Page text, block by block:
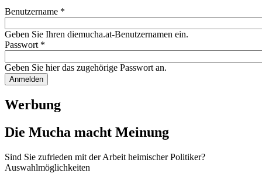
Benutzername *
Geben Sie Ihren diemucha.at-Benutzernamen ein.
Passwort *
Geben Sie hier das zugehörige Passwort an.
Werbung
Die Mucha macht Meinung
Sind Sie zufrieden mit der Arbeit heimischer Politiker?
Auswahlmöglichkeiten